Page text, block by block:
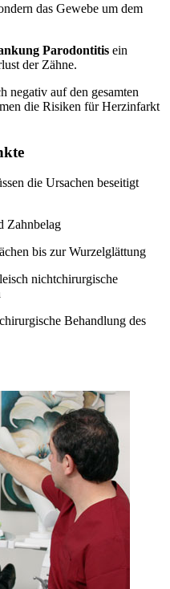
das Gewebe um dem
Parodontitis ein
der Zähne.
negativ auf den gesamten
die Risiken für Herzinfarkt
die Ursachen beseitigt
Zahnbelag
bis zur Wurzelglättung
nichtchirurgische
Behandlung des